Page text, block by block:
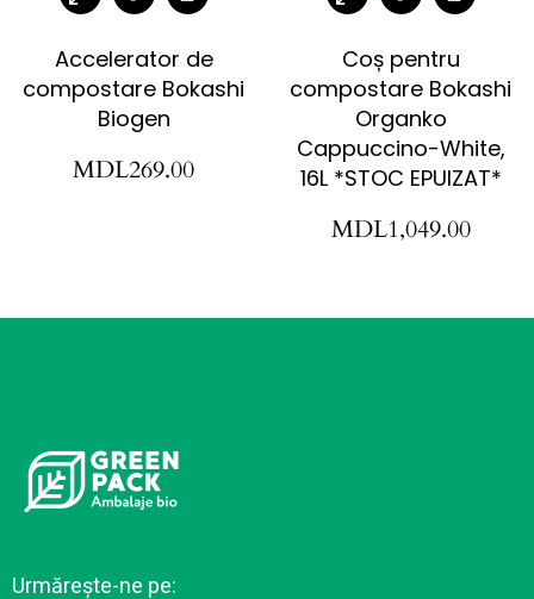
Accelerator de
compostare Bokashi
Biogen
MDL269.00
Coș pentru
compostare Bokashi
Organko
Cappuccino-White,
16L *STOC EPUIZAT*
MDL1,049.00
Urmărește-ne pe: